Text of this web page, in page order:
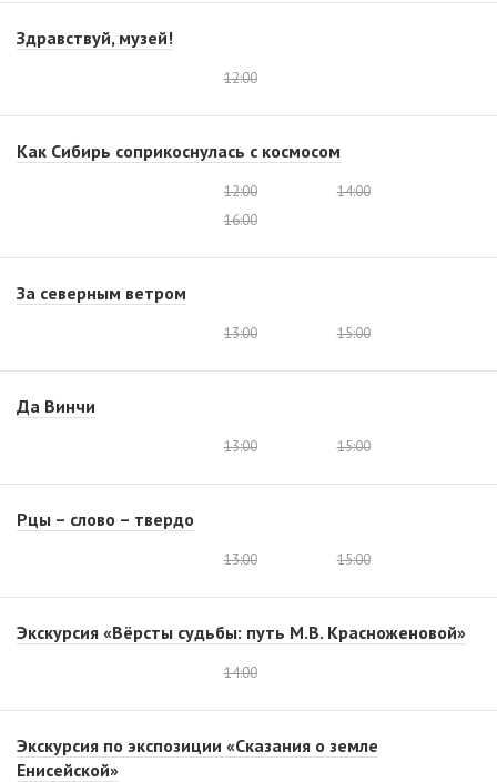
Здравствуй, музей!
12:00
Как Сибирь соприкоснулась с космосом
12:00
14:00
16:00
За северным ветром
13:00 15:00
Да Винчи
13:00 15:00
Рцы – слово – твердо
13:00 15:00
Экскурсия «Вёрсты судьбы: путь М.В. Красноженовой»
14:00
Экскурсия по экспозиции «Сказания о земле
Енисейской»